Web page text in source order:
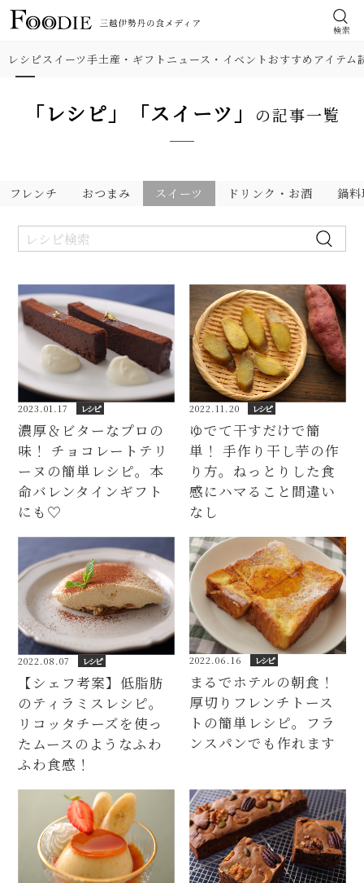
検索
レシピスイーツ手土産・ギフト ニュース・イベントおすすめアイテム
「レシピ」「スイーツ」 の記事一覧
フレンチ おつまみ スイーツ ドリンク・お酒 鍋
2023.01.17 レシピ
濃厚＆ビターなプロの
味！ チョコレートテリ
ーヌの簡単レシピ。本
命バレンタインギフト
にも♡
2022.11.20 レシピ
ゆでて干すだけで簡
単！ 手作り干し芋の作
り方。ねっとりした食
感にハマること間違い
なし
2022.08.07 レシピ
【シェフ考案】低脂肪
のティラミスレシピ。
リコッタチーズを使っ
たムースのようなふわ
ふわ食感！
2022.06.16 レシピ
まるでホテルの朝食！
厚切りフレンチトース
トの簡単レシピ。フラ
ンスパンでも作れます